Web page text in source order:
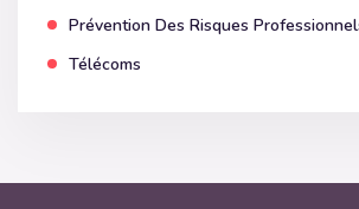
Prévention Des Risques
Télécoms